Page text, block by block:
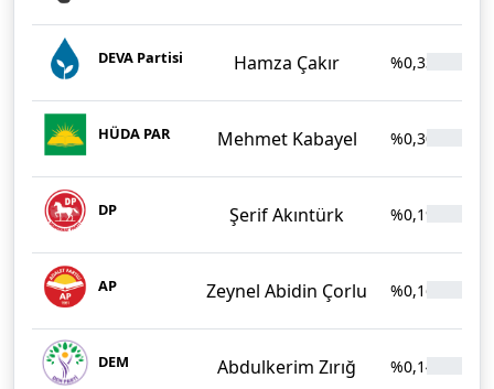
DEVA Partisi Hamza Çakır %0,33
HÜDA PAR Mehmet Kabayel %0,30
DP Şerif Akıntürk %0,19
AP Zeynel Abidin Çorlu %0,16
DEM Abdulkerim Zırığ %0,14